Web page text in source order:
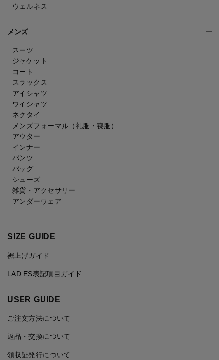
ウェルネス
メンズ
スーツ
ジャケット
コート
スラックス
アイシャツ
ワイシャツ
ネクタイ
メンズフォーマル （礼服・喪服）
アウター
インナー
パンツ
バッグ
シューズ
雑貨・アクセサリー
アンダーウェア
SIZE GUIDE
裾上げガイド
LADIES表記項目ガイド
USER GUIDE
ご注文方法について
返品・交換について
領収証発行について